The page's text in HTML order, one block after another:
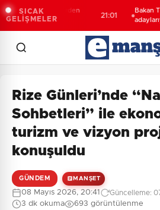
SICAK
GELİŞMELER
öğrencilerden
ziyaret
21:01
Bakan
Rize Günleri’nde
Sohbetleri” ile
turizm ve vizyon
konuşuldu
GÜNDEM MANŞET
08 Mayıs 2026, 20:41 Güncelleme:
3 dk okuma 693 görüntülenme